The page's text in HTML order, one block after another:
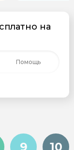
на
Помощь
9 10